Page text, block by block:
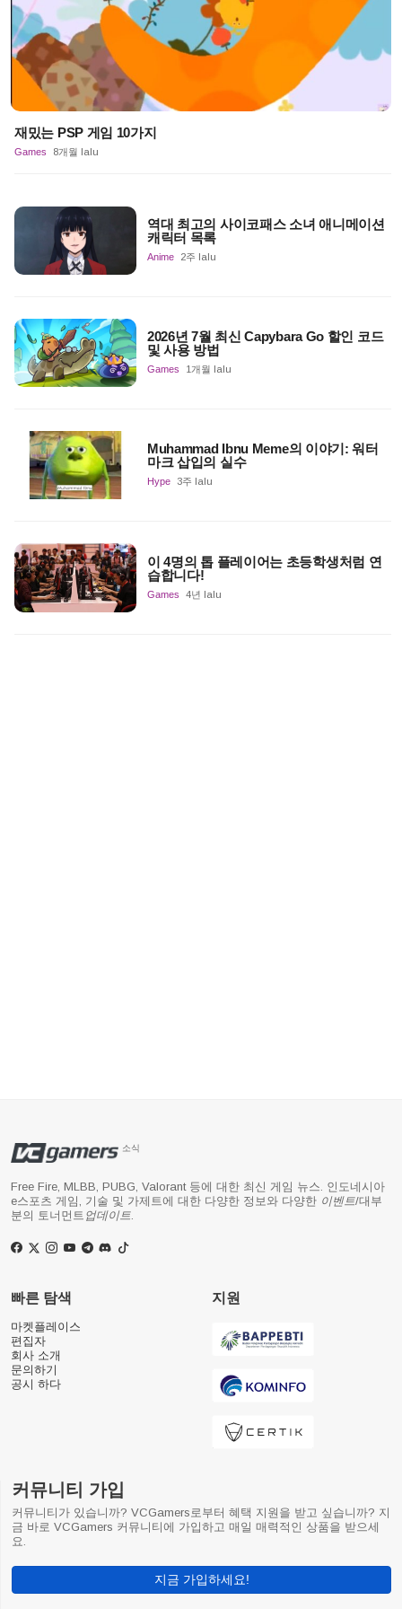
재밌는 PSP 게임 10가지
Games 8개월 lalu
역대 최고의 사이코패스 소녀 애니메이션
캐릭터 목록
Anime 2주 lalu
2026년 7월 최신 Capybara Go 할인 코드
및 사용 방법
Games 1개월 lalu
Muhammad Ibnu Meme의 이야기: 워터
마크 삽입의 실수
Hype 3주 lalu
이 4명의 톱 플레이어는 초등학생처럼 연
습합니다!
Games 4년 lalu
소식
Free Fire, MLBB, PUBG, Valorant 등에 대한 최신 게임 뉴스. 인도네시아
e스포츠 게임, 기술 및 가제트에 대한 다양한 정보와 다양한 이벤트/대부
분의 토너먼트 업데이트.
빠른 탐색
마켓플레이스
편집자
회사 소개
문의하기
공시 하다
지원
커뮤니티 가입
커뮤니티가 있습니까? VCGamers로부터 혜택 지원을 받고 싶습니까? 지
금 바로 VCGamers 커뮤니티에 가입하고 매일 매력적인 상품을 받으세
요.
지금 가입하세요!